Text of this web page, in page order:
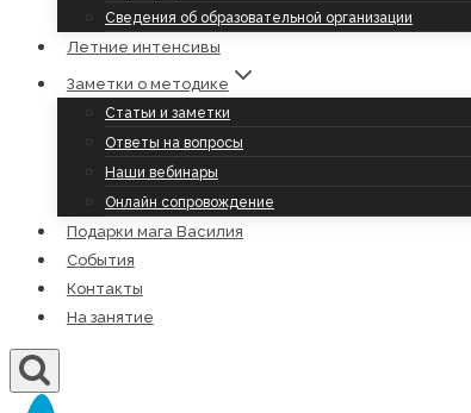
Сведения об образовательной организации
Летние интенсивы
Заметки о методике
Статьи и заметки
Ответы на вопросы
Наши вебинары
Онлайн сопровождение
Подарки мага Василия
События
Контакты
На занятие